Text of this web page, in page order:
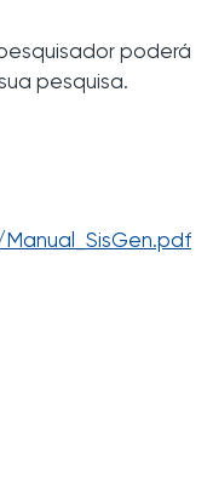
poderá
pesquisa.